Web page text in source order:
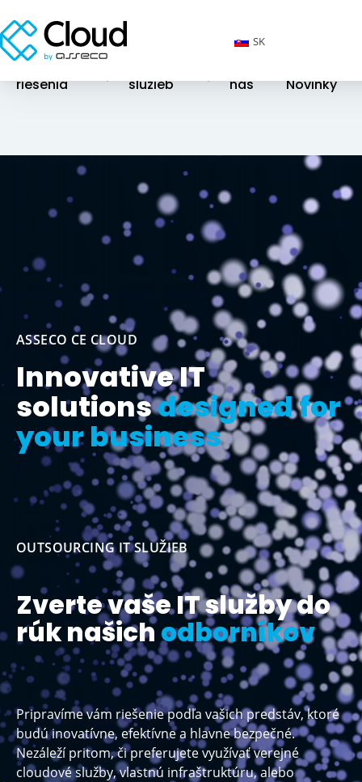
riešenia služieb nás Novinky
ASSECO CE CLOUD
Innovative IT
solutionsdesigned for
your business
OUTSOURCING IT SLUŽIEB
Zverte vaše IT služby do
rúknašichodborníkov
Pripravíme vám riešenie podľa vašich predstáv, ktoré
budú inovatívne, efektívne a hlavne bezpečné.
Nezáleží pritom, či preferujete využívať verejné
cloudové služby, vlastnú infraštruktúru, alebo
SK